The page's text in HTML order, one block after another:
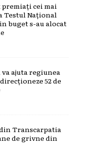
cei mai
Testul Național
buget s-au alocat
ajuta regiunea
52 de
Transcarpatia
de grivne din